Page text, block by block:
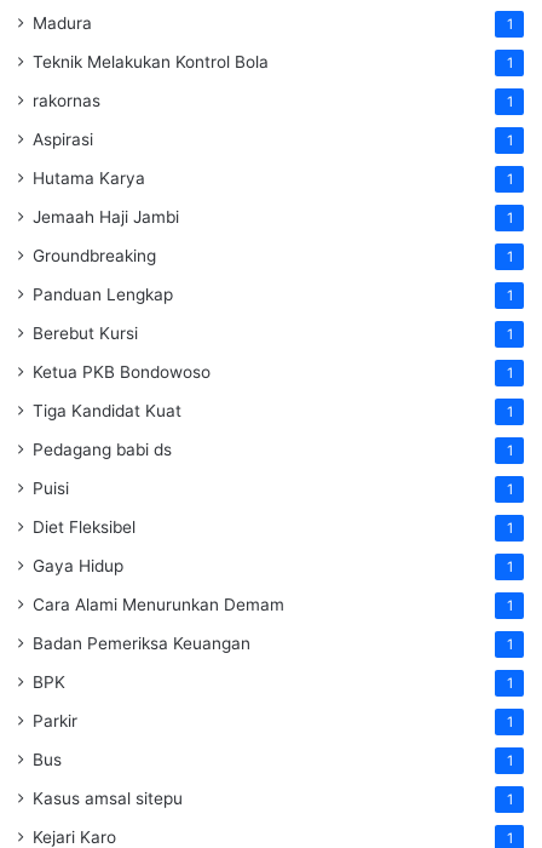
Madura 1
Teknik Melakukan Kontrol Bola 1
rakornas 1
Aspirasi 1
Hutama Karya 1
Jemaah Haji Jambi 1
Groundbreaking 1
Panduan Lengkap 1
Berebut Kursi 1
Ketua PKB Bondowoso 1
Tiga Kandidat Kuat 1
Pedagang babi ds 1
Puisi 1
Diet Fleksibel 1
Gaya Hidup 1
Cara Alami Menurunkan Demam 1
Badan Pemeriksa Keuangan 1
BPK 1
Parkir 1
Bus 1
Kasus amsal sitepu 1
Kejari Karo 1